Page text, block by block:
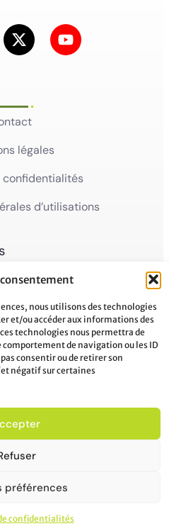
nous utilisons des technologies
et/ou accéder aux informations des
technologies nous permettra de
de navigation ou les ID
consentir ou de retirer son
négatif sur certaines
préférences
confidentialités
légales
confidentialités
d’utilisations
informe la population qu’un
à partir...
LA POPULATION Panne des
sur le territoire de Mana
droits réservés – Crédit photo